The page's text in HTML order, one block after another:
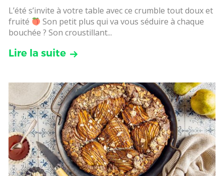
L’été s’invite à votre table avec ce crumble tout doux et
fruité
Son petit plus qui va vous séduire à chaque
bouchée ? Son croustillant...
Lire la suite